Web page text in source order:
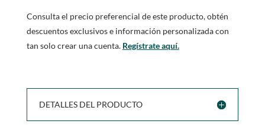
Consulta el precio preferencial de este producto, obtén
descuentos exclusivos e información personalizada con
tan solo crear una cuenta. Regístrate aquí.
DETALLES DEL PRODUCTO